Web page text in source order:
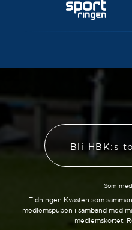
Bli HBK:s
Som
Tidningen Kvasten som
medlemspuben i samband med
medlemskortet.